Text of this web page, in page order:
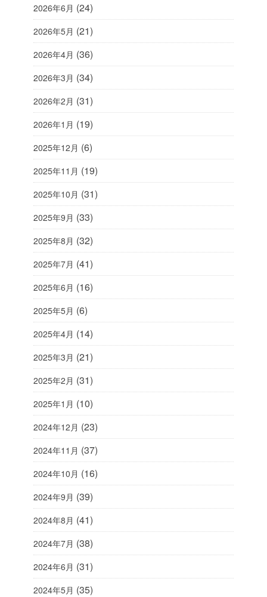
2026年6月 (24)
2026年5月 (21)
2026年4月 (36)
2026年3月 (34)
2026年2月 (31)
2026年1月 (19)
2025年12月 (6)
2025年11月 (19)
2025年10月 (31)
2025年9月 (33)
2025年8月 (32)
2025年7月 (41)
2025年6月 (16)
2025年5月 (6)
2025年4月 (14)
2025年3月 (21)
2025年2月 (31)
2025年1月 (10)
2024年12月 (23)
2024年11月 (37)
2024年10月 (16)
2024年9月 (39)
2024年8月 (41)
2024年7月 (38)
2024年6月 (31)
2024年5月 (35)